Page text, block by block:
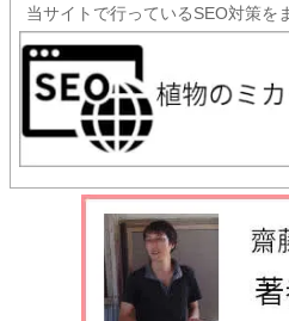
当サイトで行っているSEO対策を